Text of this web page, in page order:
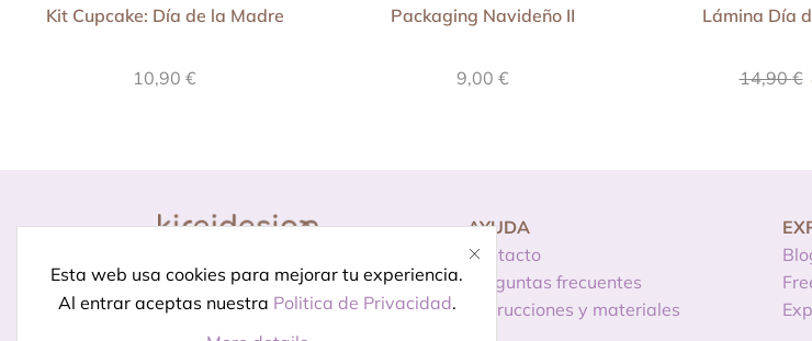
Kit Cupcake: Día de la Madre
10,90 €
Packaging Navideño II
9,00 €
Lámina Día
14,90€
Esta web usa cookies para mejorar tu experiencia.
Al entrar aceptas nuestra Politica de Privacidad.
Diseño para momentos
especiales.
Porque celebrar
está en los detalles
AYUDA
Contacto
Preguntas frecuentes
Instrucciones y materiales